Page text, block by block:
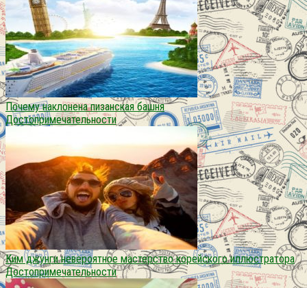
Почему наклонена пизанская башня
Достопримечательности
Ким джунги невероятное мастерство корейского иллюстратора
Достопримечательности